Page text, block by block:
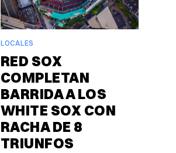
LOCALES
RED SOX
COMPLETAN
BARRIDA A LOS
WHITE SOX CON
RACHA DE 8
TRIUNFOS